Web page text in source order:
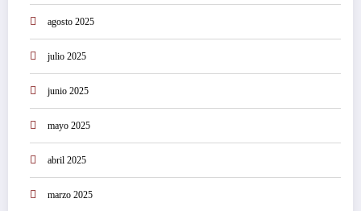
agosto 2025
julio 2025
junio 2025
mayo 2025
abril 2025
marzo 2025